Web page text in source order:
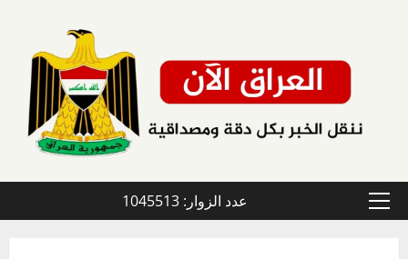
القائمة
عدد الزوار: 1045513